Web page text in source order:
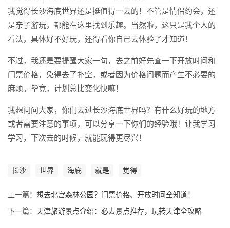
我觉得长沙海底世界还是挺值得一去的！不管是情侣约会，还
是亲子游玩，都能在这里找到乐趣。当然啦，这只是我个人的
看法，具体好不好玩，还得看你自己去体验了才知道！
不过，我还是要提醒大家一句，去之前好先查一下开放时间和
门票价格，免得去了扑空，或者因为价格问题而产生不必要的
麻烦。毕竟，计划总比变化快嘛！
我想问问大家，你们去过长沙海底世界吗？有什么好玩的地方
或者需要注意的事项，可以分享一下你们的经验哦！让我学习
学习，下次去的时候，就能玩得更尽兴！
长沙 世界 海底 就是 觉得
上一篇： 想去北宫森林公园？门票价格、开放时间全知道！
下一篇： 天津旅游景点介绍：必去景点推荐，玩转天津全攻略